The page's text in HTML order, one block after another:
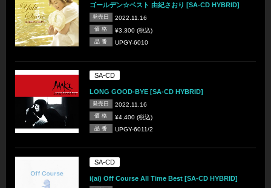
ゴールデン☆ベスト 由紀さおり [SA-CD HYBRID]
発売日 2022.11.16
価 格 ¥3,300 (税込)
品 番 UPGY-6010
SA-CD
LONG GOOD-BYE [SA-CD HYBRID]
発売日 2022.11.16
価 格 ¥4,400 (税込)
品 番 UPGY-6011/2
SA-CD
i(ai) Off Course All Time Best [SA-CD HYBRID]